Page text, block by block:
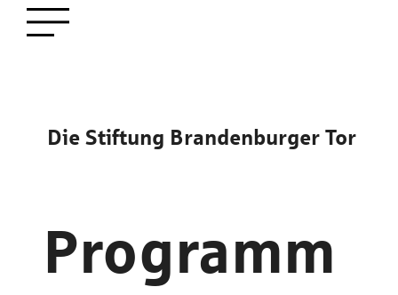
zum
Hauptinhalt
Menü öffnen
Die Stiftung Brandenburger Tor
Programm